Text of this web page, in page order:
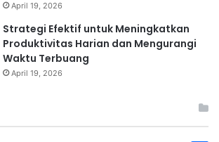
April 19, 2026
Strategi Efektif untuk Meningkatkan
Produktivitas Harian dan Mengurangi
Waktu Terbuang
April 19, 2026